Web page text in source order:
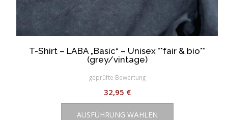
T-Shirt – LABA „Basic“ – Unisex **fair & bio**
(grey/vintage)
geprüfte Bewertung
32,95 €
AUSFÜHRUNG WÄHLEN
Dieses